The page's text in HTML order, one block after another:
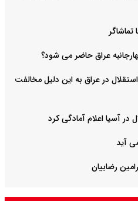
تماشاگر
عراق حاضر می شود؟
در عراق به این دلیل مخالفت
در آسیا اعلام آمادگی کرد
آید
رضاییان